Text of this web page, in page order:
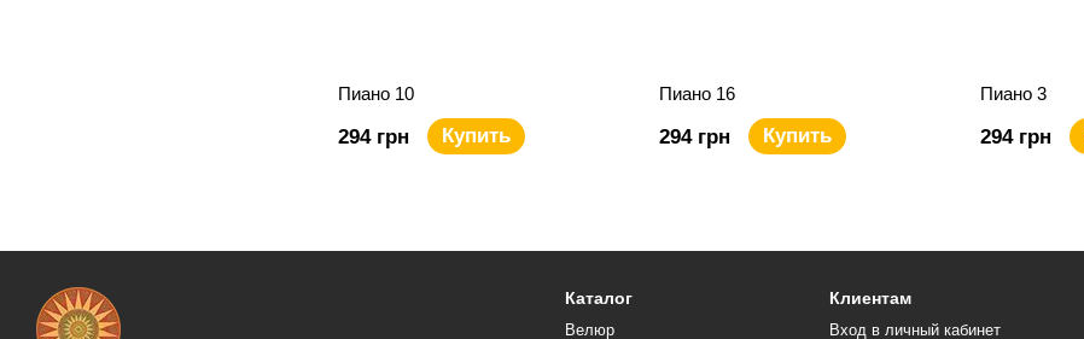
Пиано 10
294 грн Купить
Пиано 16
294 грн Купить
Пиано 3
294 грн
Каталог
Велюр
Клиентам
Вход в личный кабинет